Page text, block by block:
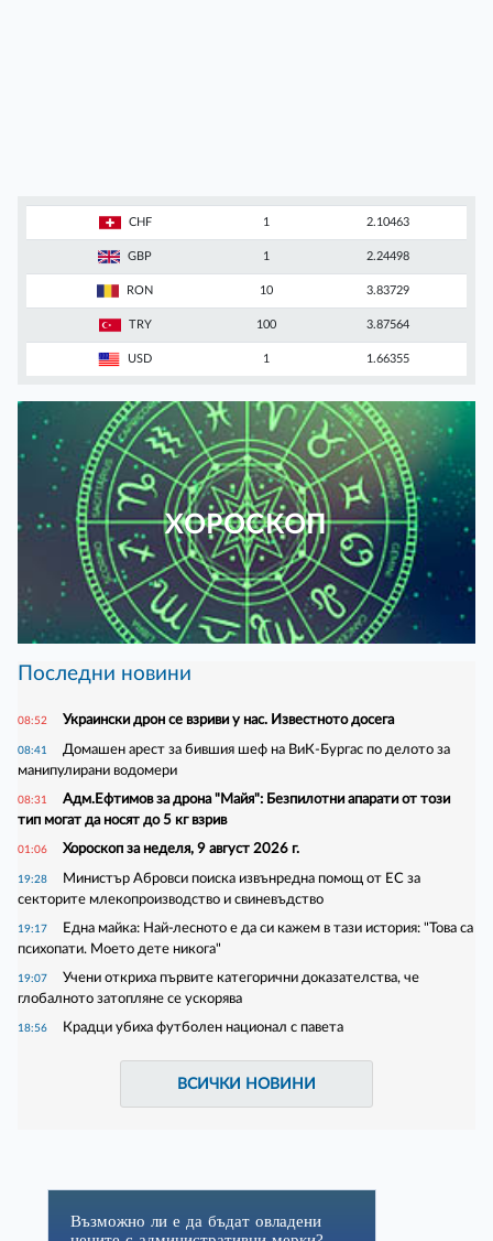
CHF 1 2.10463
GBP 1 2.24498
RON 10 3.83729
TRY 100 3.87564
USD 1 1.66355
ХОРОСКОП
Последни новини
08:52 Украински дрон се взриви у нас. Известното досега
08:41
Домашен арест за бившия шеф на ВиК-Бургас по делото за
манипулирани водомери
08:31
Адм.Ефтимов за дрона "Майя": Безпилотни апарати от този
тип могат да носят до 5 кг взрив
01:06 Хороскоп за неделя, 9 август 2026 г.
19:28
Министър Абровси поиска извънредна помощ от ЕС за
секторите млекопроизводство и свиневъдство
19:17
Една майка: Най-лесното е да си кажем в тази история: "Това са
психопати. Моето дете никога"
19:07
Учени откриха първите категорични доказателства, че
глобалното затопляне се ускорява
18:56 Крадци убиха футболен национал с павета
ВСИЧКИ НОВИНИ